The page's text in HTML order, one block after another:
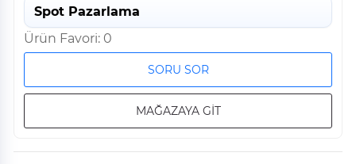
Spot Pazarlama
Ürün Favori: 0
SORU SOR
MAĞAZAYA GİT